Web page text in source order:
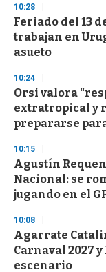
10:28
Feriado del 13
trabajan en
asueto
10:24
Orsi valora
extratropical y
prepararse
10:15
Agustín
Nacional: se
jugando en el
10:08
Agarrate
Carnaval 2027
escenario